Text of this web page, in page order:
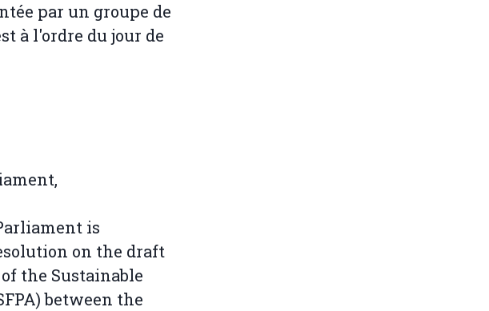
par un groupe de
à l'ordre du jour de
is
on the draft
the Sustainable
between the